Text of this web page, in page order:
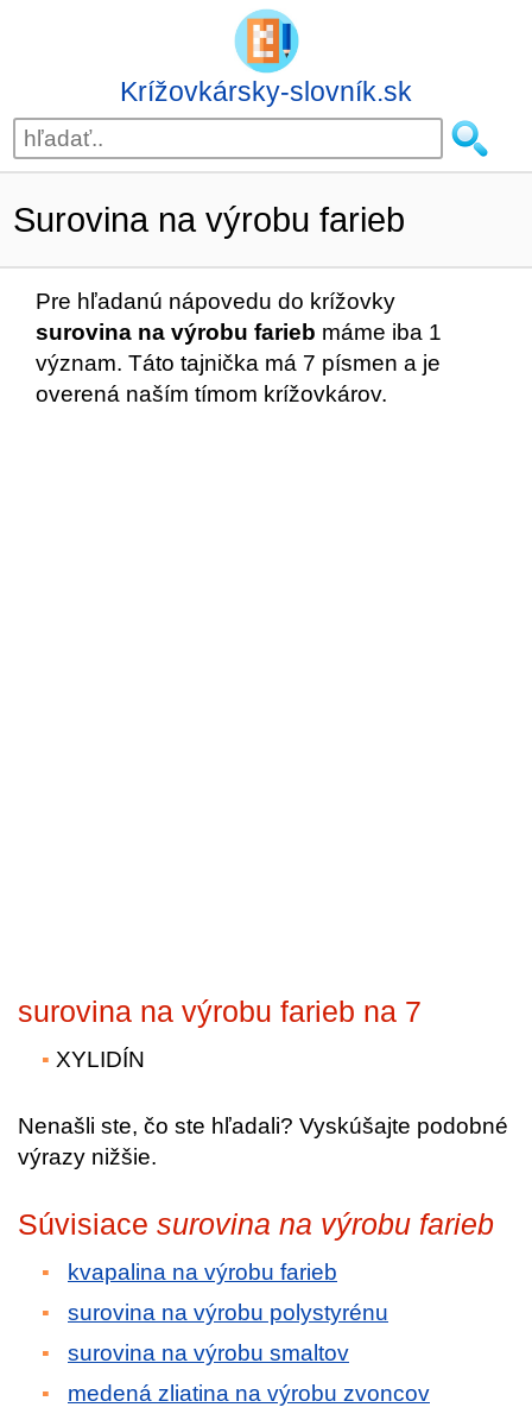
Krížovkársky-slovník.sk
Surovina na výrobu farieb
Pre hľadanú nápovedu do krížovky
surovina na výrobu farieb máme iba 1
význam. Táto tajnička má 7 písmen a je
overená naším tímom krížovkárov.
surovina na výrobu farieb na 7
XYLIDÍN
Nenašli ste, čo ste hľadali? Vyskúšajte podobné
výrazy nižšie.
Súvisiace surovina na výrobu farieb
kvapalina na výrobu farieb
surovina na výrobu polystyrénu
surovina na výrobu smaltov
medená zliatina na výrobu zvoncov